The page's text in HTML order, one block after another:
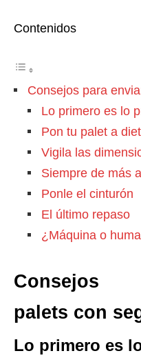
Contenidos
Consejos para
Lo primero es lo
Pon tu palet a
Vigila las
Siempre de más
Ponle el cinturón
El último repaso
¿Máquina o
palets con
Lo primero es